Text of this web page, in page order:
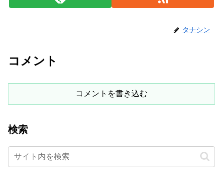
タナシン
コメント
コメントを書き込む
検索